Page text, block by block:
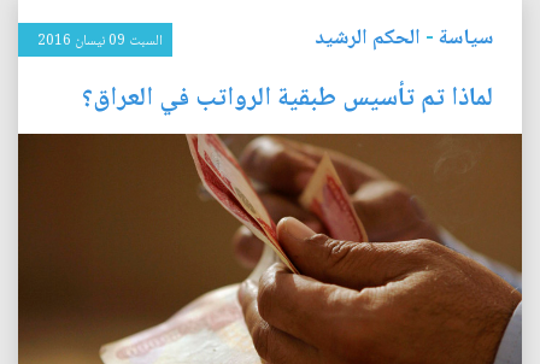
سياسة- الحكم الرشيد السبت 09 نيسان 2016
لماذا تم تأسيس طبقية الرواتب في العراق؟